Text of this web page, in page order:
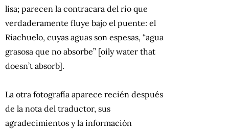
lisa; parecen la contracara del río que
verdaderamente fluye bajo el puente: el
Riachuelo, cuyas aguas son espesas, “agua
grasosa que no absorbe” [oily water that
doesn’t absorb].
La otra fotografía aparece recién después
de la nota del traductor, sus
agradecimientos y la información